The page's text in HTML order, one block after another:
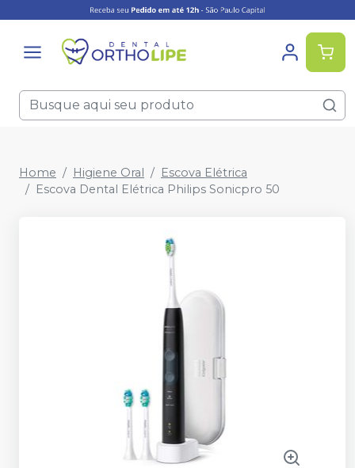
Home Higiene Oral
Escova Elétrica
Escova Dental Elétrica Philips Sonicpro 50